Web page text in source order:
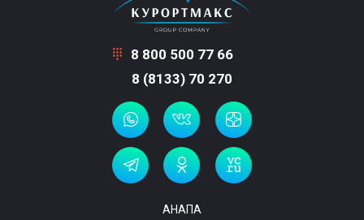
8 800 500 77 66
8 (8133) 70 270
АНАПА